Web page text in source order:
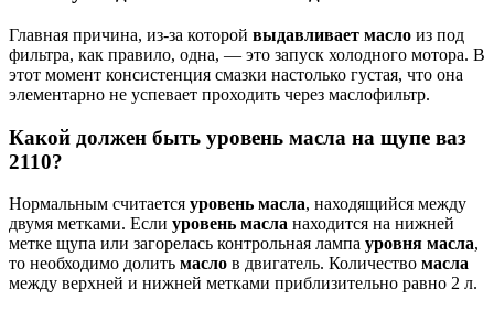
Главная причина, из-за которой выдавливает масло из под
фильтра, как правило, одна, — это запуск холодного мотора. В
этот момент консистенция смазки настолько густая, что она
элементарно не успевает проходить через маслофильтр.
Какой должен быть уровень масла на щупе ваз
2110?
Нормальным считается уровень масла, находящийся между
двумя метками. Если уровень масла находится на нижней
метке щупа или загорелась контрольная лампа уровня масла,
то необходимо долить масло в двигатель. Количество масла
между верхней и нижней метками приблизительно равно 2 л.